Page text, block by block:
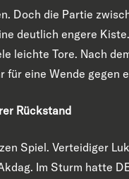
Doch die Partie
deutlich engere
leichte Tore. Nach
für eine Wende gegen
Rückstand
Spiel. Verteidiger
Im Sturm hatte